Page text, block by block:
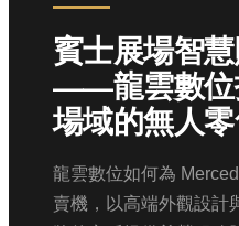
賓士展場智
——龍雲數位
場域的無人
龍雲數位如何為
賣機，以高端外觀設計